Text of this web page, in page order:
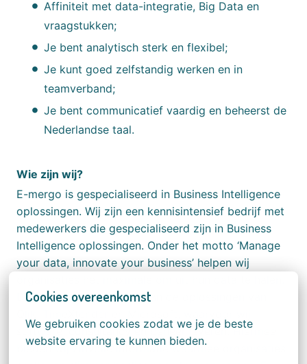
Cookies overeenkomst
We gebruiken cookies zodat we je de beste
website ervaring te kunnen bieden.
Affiniteit met data-integratie, Big Data en
vraagstukken;
Je bent analytisch sterk en flexibel;
Je kunt goed zelfstandig werken en in
teamverband;
Je bent communicatief vaardig en beheerst de
Nederlandse taal.
Wie zijn wij?
E-mergo is gespecialiseerd in Business Intelligence
oplossingen. Wij zijn een kennisintensief bedrijf met
medewerkers die gespecialiseerd zijn in Business
Intelligence oplossingen. Onder het motto ‘Manage
your data, innovate your business’ helpen wij
Dit doen wij met behulp van de oplossingen van
software, consultancy en beheer leveren. Hiermee
bieden wij zinvolle informatie waarmee organisaties